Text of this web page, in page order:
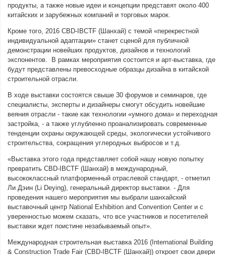
продукты, а также новые идеи и концепции представят около 400
китайских и зарубежных компаний и торговых марок.
Кроме того, 2016 CBD-IBCTF (Шанхай) с темой «перекрестной
индивидуальной адаптации» станет сценой для публичной
демонстрации новейших продуктов, дизайнов и технологий
экспонентов. В рамках мероприятия состоится и арт-выставка, где
будут представлены превосходные образцы дизайна в китайской
строительной отрасли.
В ходе выставки состоятся свыше 30 форумов и семинаров, где
специалисты, эксперты и дизайнеры смогут обсудить новейшие
веяния отрасли - такие как технологии «умного дома» и переходная
застройка, - а также углубленно проанализировать современные
тенденции охраны окружающей среды, экологически устойчивого
строительства, сокращения углеродных выбросов и т.д.
«Выставка этого года представляет собой нашу новую попытку
превратить CBD-IBCTF (Шанхай) в международный,
высококлассный платформенный отраслевой стандарт, - отметил
Ли Дэин (Li Deying), генеральный директор выставки. - Для
проведения нашего мероприятия мы выбрали шанхайский
выставочный центр National Exhibition and Convention Center и с
уверенностью можем сказать, что все участников и посетителей
выставки ждет поистине незабываемый опыт».
Международная строительная выставка 2016 (International Building
& Construction Trade Fair (CBD-IBCTF (Шанхай)) откроет свои двери